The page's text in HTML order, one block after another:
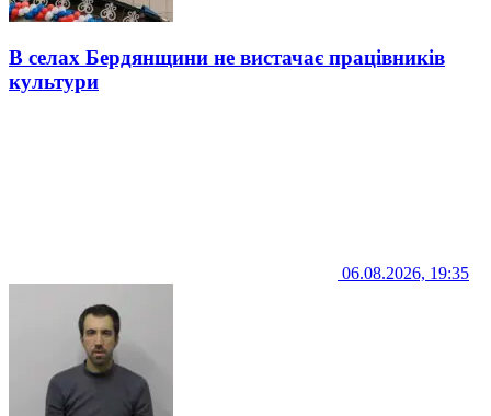
В селах Бердянщини не вистачає працівників
культури
06.08.2026, 19:35